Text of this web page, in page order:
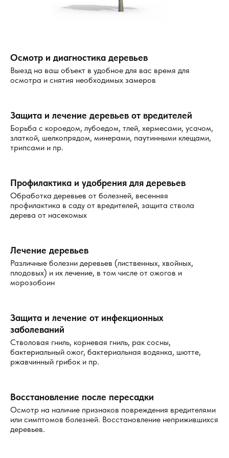
подходят даже для объектов с повышенными санитарными
Преимущества нашей службы
используются методы без резкого запаха;
особое внимание уделяется сложным зонам;
процесс обработки занимает минимальное время;
гарантируем высокое качество услуг;
возможен срочный выезд на объект.
В случае необходимости проводится дополнительный
анализ санитарного состояния объекта и подбор
оптимального решения для конкретной задачи. Наша
Мы внимательно относимся к каждому заказу и всегда
подбираем лучшее решение с учётом особенностей
помещения и пожеланий клиента.
Как проходит обработка
Этапы выполнения работ
Клиент оставляет заявку на сайте.
Специалист уточняет детали объекта и необходимые
Проводится устранение источников заражения.
После завершения работ помещение считается
обработанным и готовым к эксплуатации.
Осмотр и диагностика деревьев
Выезд на ваш объект в удобное для вас время для
осмотра и снятия необходимых замеров
Защита и лечение деревьев от вредителей
Борьба с короедом, лубоедом, тлей, хермесами, усачом,
златкой, шелкопрядом, минерами, паутинными клещами,
трипсами и пр.
Профилактика и удобрения для деревьев
Обработка деревьев от болезней, весенняя
профилактика в саду от вредителей, защита ствола
дерева от насекомых
Лечение деревьев
Различные болезни деревьев (лиственных, хвойных,
плодовых) и их лечение, в том числе от ожогов и
морозобоин
Защита и лечение от инфекционных
заболеваний
Стволовая гниль, корневая гниль, рак сосны,
бактериальный ожог, бактериальная водянка, шютте,
ржавчинный грибок и пр.
Восстановление после пересадки
Осмотр на наличие признаков повреждения вредителями
или симптомов болезней. Восстановление неприжившихся
деревьев.